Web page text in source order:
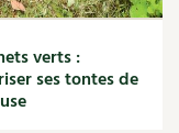
verts :
ses tontes de